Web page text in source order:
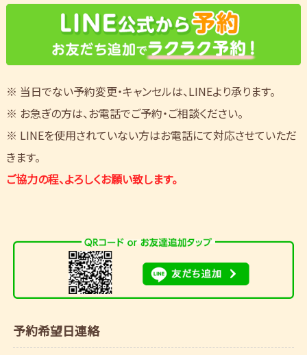
※ 当日でない予約変更・キャンセルは、LINEより承ります。
※ お急ぎの方は、お電話でご予約・ご相談ください。
※ LINEを使用されていない方はお電話にて対応させていただ
きます。
ご協力の程、よろしくお願い致します。
予約希望日連絡